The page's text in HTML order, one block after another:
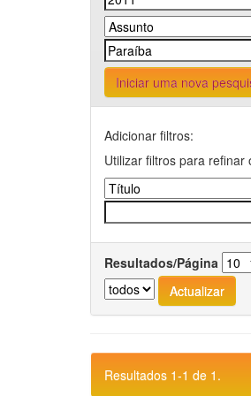
Iniciar uma nova
Adicionar filtros:
Utilizar filtros para
Resultados/Página
Resultados 1-1 de 1.